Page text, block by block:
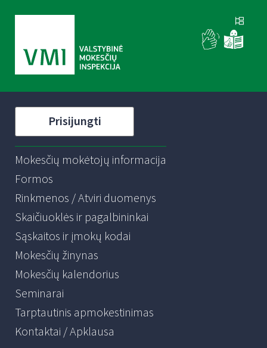
Prisijungti
Mokesčių mokėtojų informacija
Formos
Rinkmenos / Atviri duomenys
Skaičiuoklės ir pagalbininkai
Sąskaitos ir įmokų kodai
Mokesčių žinynas
Mokesčių kalendorius
Seminarai
Tarptautinis apmokestinimas
Kontaktai / Apklausa